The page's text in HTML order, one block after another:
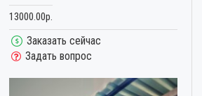
13000.00р.
Заказать сейчас
Задать вопрос